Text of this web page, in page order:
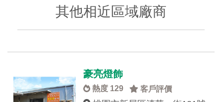
其他相近區域廠商
豪亮燈飾
熱度 129 客戶評價